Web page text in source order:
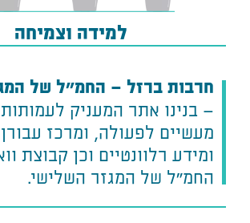
למידה וצמיחה
חרבות ברזל – החמ"ל של
– בנינו אתר המעניק
מעשיים לפעולה, ומרכז
ומידע רלוונטיים וכן קבוצת
החמ״ל של המגזר השלישי.